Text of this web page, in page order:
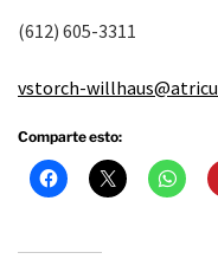
(612) 605-3311
vstorch-
Comparte esto: